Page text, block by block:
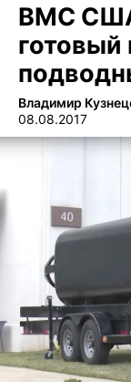
ВМС США
Владимир
08.08.2017